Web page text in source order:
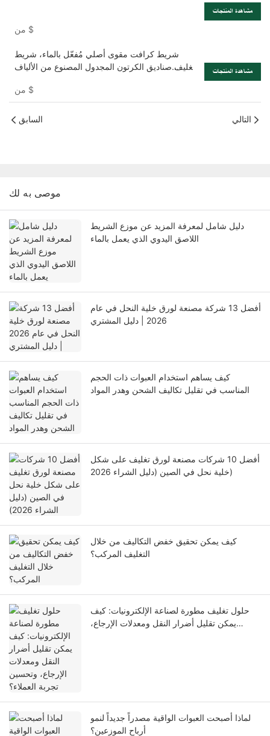
$
مشاهدة المنتجات
شريط كرافت مقوى أصلي مُفعّل بالماء، شريط
تغليف صناديق الكرتون المجدول المصنوع من الألياف
$
مشاهدة المنتجات
السابق التالي
موصى به لك
دليل شامل لمعرفة المزيد عن موزع الشريط
اللاصق اليدوي الذي يعمل بالماء
أفضل 13 شركة مصنعة لورق خلية النحل في عام
2026 | دليل المشتري
كيف يساهم استخدام العبوات ذات الحجم
المناسب في تقليل تكاليف الشحن وهدر المواد
أفضل 10 شركات مصنعة لورق تغليف على شكل
خلية نحل في الصين (دليل الشراء 2026)
كيف يمكن تحقيق خفض التكاليف من خلال
التغليف المركب؟
حلول تغليف مطورة لصناعة الإلكترونيات: كيف
يمكن تقليل أضرار النقل ومعدلات الإرجاع،
لماذا أصبحت العبوات الواقية مصدراً جديداً لنمو
أرباح الموزعين؟